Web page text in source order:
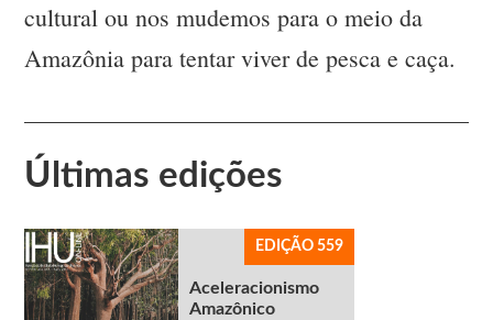
cultural ou nos mudemos para o meio da
Amazônia para tentar viver de pesca e caça.
Últimas edições
EDIÇÃO 559
Aceleracionismo
Amazônico